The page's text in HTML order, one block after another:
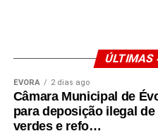
ÚLTIMAS
ÉVORA 2 dias ago
Câmara Municipal de
para deposição ilegal
verdes e refo…